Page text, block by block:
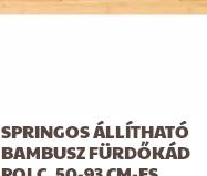
SPRINGOS ÁLLÍTHATÓ
BAMBUSZ FÜRDŐKÁD